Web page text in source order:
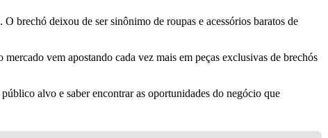
brechó deixou de ser sinônimo de roupas e acessórios baratos de
vem apostando cada vez mais em peças exclusivas de brechós
alvo e saber encontrar as oportunidades do negócio que